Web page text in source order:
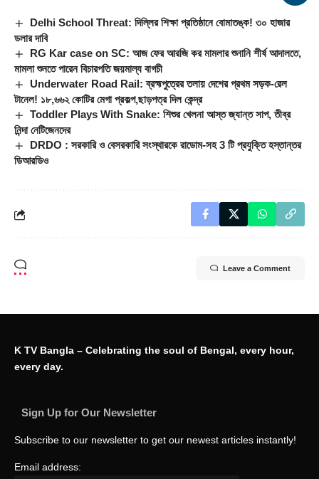
Delhi School Threat: দিল্লির শিক্ষা প্রতিষ্ঠানে বোমাতঙ্ক! ৩০ হাজার
ডলার দাবি
RG Kar case on SC: আজ ফের আরজি কর মামলার শুনানি শীর্ষ আদালতে,
মামলা শুনতে পারেন বিচারপতি জয়মাল্য বাগচী
Underwater Road Rail: ব্রহ্মপুত্রের তলায় দেশের প্রথম সড়ক-রেল
টানেল! ১৮,৬৬২ কোটির মেগা প্রকল্প,ছাড়পত্র দিল কেন্দ্র
Toddler Plays With Snake: শিশুর খেলনা আস্ত জ্যান্ত সাপ, তীব্র
নিন্দা নেটিজেনদের
DRDO : সরকারি ও বেসরকারি সংস্থারকে রাডোম-সহ 3 টি প্রযুক্তি হস্তান্তর
ডিআরডিও
Leave a Comment
K TV Bangla – Celebrating the soul of Bengal, every hour,
every day.
Sign Up for Our Newsletter
Subscribe to our newsletter to get our newest articles instantly!
Email address: